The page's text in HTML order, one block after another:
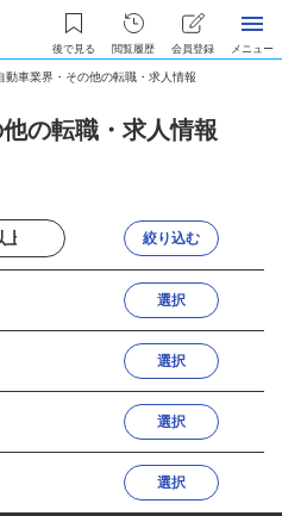
後で見る 閲覧履歴 会員登録 メニュー
動車業界・その他の転職・求人情報
の転職・求人情報
絞り込む
選択
選択
選択
選択